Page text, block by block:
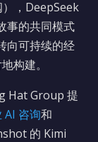
，DeepSeek
事的共同模式
向可持续的经
构建。
Hat Group 提
AI 咨询和
的 Kimi